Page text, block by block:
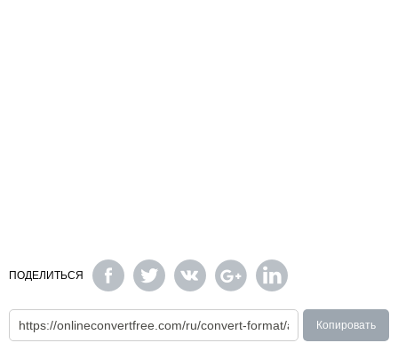
ПОДЕЛИТЬСЯ
Копировать